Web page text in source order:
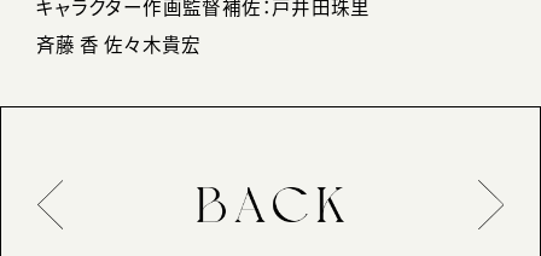
キャラクター作画監督補佐：戸井田珠里
斉藤 香 佐々木貴宏